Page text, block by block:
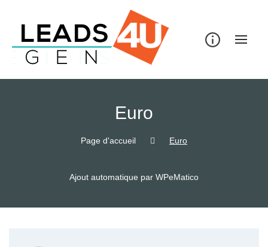
Euro
Page d'accueil Euro
Ajout automatique par WPeMatico